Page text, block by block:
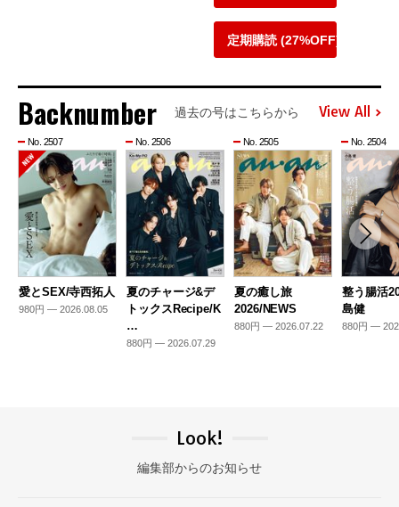
定期購読 (27%OFF)
Backnumber 過去の号はこちらから View All
No. 2507
愛とSEX/寺西拓人
980円 — 2026.08.05
No. 2506
夏のチャージ&デ
トックスRecipe/K
…
880円 — 2026.07.29
No. 2505
夏の癒し旅
2026/NEWS
880円 — 2026.07.22
No. 2504
整う腸活
島健
880円 —
Look!
編集部からのお知らせ